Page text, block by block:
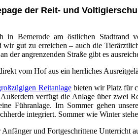
der Reit- und
in Bemerode am östlichen
wir gut zu erreichen – auch die
der angrenzenden Straße gibt es
vom Hof aus ein herrliches
Reitanlagebieten wir Platz für
verfügt die Anlage über zwei
Führanlage. Im Sommer gehen
integriert. Sommer wie Winter
und Fortgeschrittene Unterricht